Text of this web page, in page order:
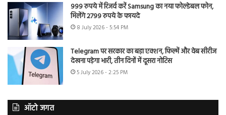
999 रुपये में रिजर्व करें Samsung का नया फोल्डेबल फोन,
मिलेंगे 2799 रुपये के फायदे
8 July 2026 - 5:54 PM
Telegram पर सरकार का बड़ा एक्शन, फिल्में और वेब सीरीज
देखना पड़ेगा भारी, तीन दिनों में दूसरा नोटिस
5 July 2026 - 2:25 PM
ऑटो जगत